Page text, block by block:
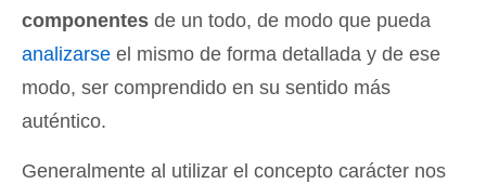
componentes de un todo, de modo que pueda
analizarse el mismo de forma detallada y de ese
modo, ser comprendido en su sentido más
auténtico.
Generalmente al utilizar el concepto carácter nos